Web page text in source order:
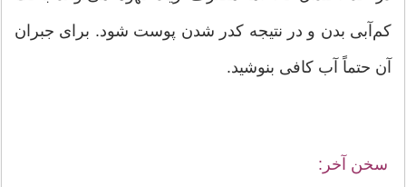
کم‌آبی بدن و در نتیجه کدر شدن پوست شود. برای جبران
آن حتماً آب کافی بنوشید.
سخن آخر: